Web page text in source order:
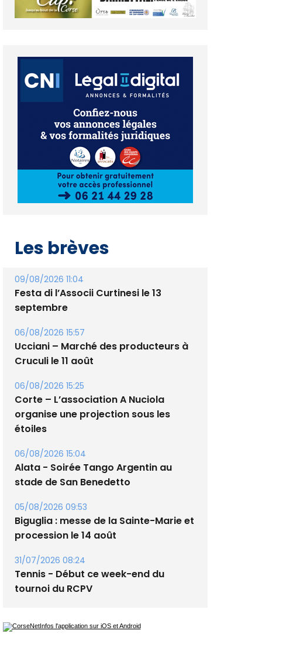
Les brèves
09/08/2026 11:04
Festa di l’Associi Curtinesi le 13
septembre
06/08/2026 15:57
Ucciani – Marché des producteurs à
Cruculi le 11 août
06/08/2026 15:25
Corte – L’association A Nuciola
organise une projection sous les
étoiles
06/08/2026 15:04
Alata - Soirée Tango Argentin au
stade de San Benedetto
05/08/2026 09:53
Biguglia : messe de la Sainte-Marie et
procession le 14 août
31/07/2026 08:24
Tennis - Début ce week-end du
tournoi du RCPV